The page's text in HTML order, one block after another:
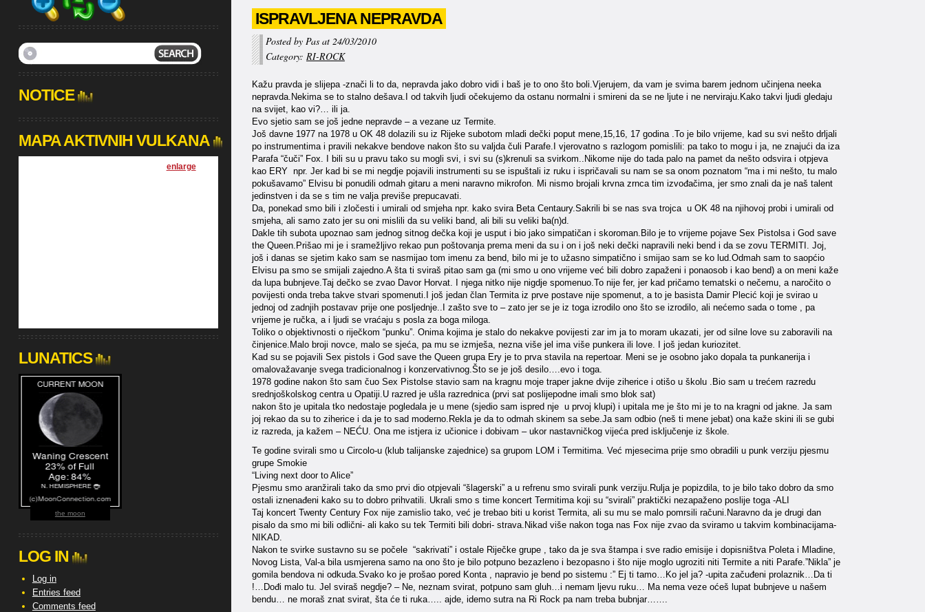
ISPRAVLJENA NEPRAVDA
Posted by Pas at 24/03/2010
Category: RI-ROCK
Kažu pravda je slijepa -znači li to da, nepravda jako dobro vidi i baš je to ono što boli.Vjerujem, da vam je svima barem jednom učinjena neeka
nepravda.Nekima se to stalno dešava.I od takvih ljudi očekujemo da ostanu normalni i smireni da se ne ljute i ne nerviraju.Kako takvi ljudi gledaju
na svijet, kao vi?… ili ja.
Evo sjetio sam se još jedne nepravde – a vezane uz Termite.
Još davne 1977 na 1978 u OK 48 dolazili su iz Rijeke subotom mladi dečki poput mene,15,16, 17 godina .To je bilo vrijeme, kad su svi nešto drljali
po instrumentima i pravili nekakve bendove nakon što su valjda čuli Parafe.I vjerovatno s razlogom pomislili: pa tako to mogu i ja, ne znajući da iza
Parafa “čuči” Fox. I bili su u pravu tako su mogli svi, i svi su (s)krenuli sa svirkom..Nikome nije do tada palo na pamet da nešto odsvira i otpjeva
kao ERY npr. Jer kad bi se mi negdje pojavili instrumenti su se ispuštali iz ruku i ispričavali su nam se sa onom poznatom “ma i mi nešto, tu malo
pokušavamo” Elvisu bi ponudili odmah gitaru a meni naravno mikrofon. Mi nismo brojali krvna zrnca tim izvođačima, jer smo znali da je naš talent
jedinstven i da se s tim ne valja previše prepucavati.
Da, ponekad smo bili i zločesti i umirali od smjeha npr. kako svira Beta Centaury.Sakrili bi se nas sva trojca u OK 48 na njihovoj probi i umirali od
smjeha, ali samo zato jer su oni mislili da su veliki band, ali bili su veliki ba(n)d.
Dakle tih subota upoznao sam jednog sitnog dečka koji je usput i bio jako simpatičan i skoroman.Bilo je to vrijeme pojave Sex Pistolsa i God save
the Queen.Prišao mi je i sramežljivo rekao pun poštovanja prema meni da su i on i još neki dečki napravili neki bend i da se zovu TERMITI. Joj,
još i danas se sjetim kako sam se nasmijao tom imenu za bend, bilo mi je to užasno simpatično i smijao sam se ko lud.Odmah sam to saopćio
Elvisu pa smo se smijali zajedno.A šta ti sviraš pitao sam ga (mi smo u ono vrijeme već bili dobro zapaženi i ponaosob i kao bend) a on meni kaže
da lupa bubnjeve.Taj dečko se zvao Davor Horvat. I njega nitko nije nigdje spomenuo.To nije fer, jer kad pričamo tematski o nečemu, a naročito o
povijesti onda treba takve stvari spomenuti.I još jedan član Termita iz prve postave nije spomenut, a to je basista Damir Plecić koji je svirao u
jednoj od zadnjih postavav prije one posljednje..I zašto sve to – zato jer se je iz toga izrodilo ono što se izrodilo, ali nećemo sada o tome , pa
vrijeme je ručka, a i ljudi se vraćaju s posla za boga miloga.
Toliko o objektivnosti o riječkom “punku”. Onima kojima je stalo do nekakve povijesti zar im ja to moram ukazati, jer od silne love su zaboravili na
činjenice.Malo broji novce, malo se sjeća, pa mu se izmješa, nezna više jel ima više punkera ili love. I još jedan kuriozitet.
Kad su se pojavili Sex pistols i God save the Queen grupa Ery je to prva stavila na repertoar. Meni se je osobno jako dopala ta punkanerija i
omalovažavanje svega tradicionalnog i konzervativnog.Što se je još desilo….evo i toga.
1978 godine nakon što sam čuo Sex Pistolse stavio sam na kragnu moje traper jakne dvije ziherice i otišo u školu .Bio sam u trećem razredu
srednjoškolskog centra u Opatiji.U razred je ušla razrednica (prvi sat poslijepodne imali smo blok sat)
nakon što je upitala tko nedostaje pogledala je u mene (sjedio sam ispred nje u prvoj klupi) i upitala me je što mi je to na kragni od jakne. Ja sam
joj rekao da su to ziherice i da je to sad moderno.Rekla je da to odmah skinem sa sebe.Ja sam odbio (neš ti mene jebat) ona kaže skini ili se gubi
iz razreda, ja kažem – NEĆU. Ona me istjera iz učionice i dobivam – ukor nastavničkog vijeća pred isključenje iz škole.
Te godine svirali smo u Circolo-u (klub talijanske zajednice) sa grupom LOM i Termitima. Već mjesecima prije smo obradili u punk verziju pjesmu
grupe Smokie
“Living next door to Alice”
Pjesmu smo aranžirali tako da smo prvi dio otpjevali “šlagerski” a u refrenu smo svirali punk verziju.Rulja je popizdila, to je bilo tako dobro da smo
ostali iznenađeni kako su to dobro prihvatili. Ukrali smo s time koncert Termitima koji su “svirali” praktički nezapaženo poslije toga -ALI
Taj koncert Twenty Century Fox nije zamislio tako, već je trebao biti u korist Termita, ali su mu se malo pomrsili računi.Naravno da je drugi dan
pisalo da smo mi bili odlični- ali kako su tek Termiti bili dobri- strava.Nikad više nakon toga nas Fox nije zvao da sviramo u takvim kombinacijama-
NIKAD.
Nakon te svirke sustavno su se počele “sakrivati” i ostale Riječke grupe , tako da je sva štampa i sve radio emisije i dopisništva Poleta i Mladine,
Novog Lista, Val-a bila usmjerena samo na ono što je bilo potpuno bezazleno i bezopasno i što nije moglo ugroziti niti Termite a niti Parafe.”Nikla” je
gomila bendova ni odkuda.Svako ko je prošao pored Konta , napravio je bend po sistemu :” Ej ti tamo…Ko jel ja? -upita začuđeni prolaznik…Da ti
!…Dođi malo tu. Jel sviraš negdje? – Ne, neznam svirat, potpuno sam gluh…i nemam ljevu ruku… Ma nema veze oćeš lupat bubnjeve u našem
bendu… ne moraš znat svirat, šta će ti ruka….. ajde, idemo sutra na Ri Rock pa nam treba bubnjar…….
NOTICE
MAPA AKTIVNIH VULKANA
enlarge]
LUNATICS
the moon
LOG IN
Log in
Entries feed
Comments feed